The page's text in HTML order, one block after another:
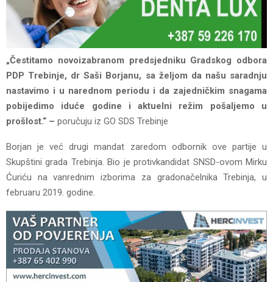
„Čestitamo novoizabranom predsjedniku Gradskog odbora
PDP Trebinje, dr Saši Borjanu, sa željom da našu saradnju
nastavimo i u narednom periodu i da zajedničkim snagama
pobijedimo iduće godine i aktuelni režim pošaljemo u
prošlost.“ – poručuju iz GO SDS Trebinje
Borjan je već drugi mandat zaredom odbornik ove partije u
Skupštini grada Trebinja. Bio je protivkandidat SNSD-ovom Mirku
Ćuriću na vanrednim izborima za gradonačelnika Trebinja, u
februaru 2019. godine.